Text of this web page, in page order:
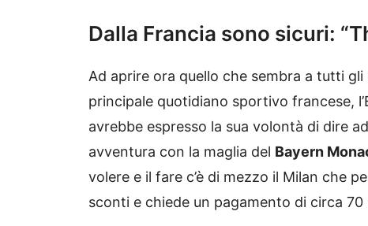
Dalla Francia sono sicuri:
Ad aprire ora quello che sembra a tutti
principale quotidiano sportivo francese,
avrebbe espresso la sua volontà di dire
avventura con la maglia del Bayern
volere e il fare c’è di mezzo il Milan che
sconti e chiede un pagamento di circa 70